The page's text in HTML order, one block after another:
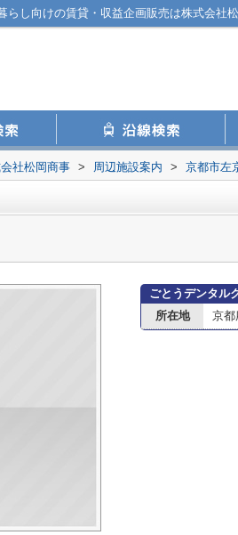
社松岡商事 > 周辺施設案内 > 京都市左
ごとうデンタル
所在地
京都